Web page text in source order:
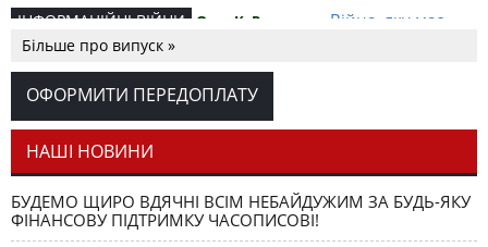
ІНФОРМАЦІЙНІ ВІЙНИ Олег К. Романчук
Війна, яку має
виграти Україна
РЕЦЕНЗІЇ Лілія Бондар План перезаснування України
Більше про випуск »
ОФОРМИТИ ПЕРЕДОПЛАТУ
НАШІ НОВИНИ
БУДЕМО ЩИРО ВДЯЧНІ ВСІМ НЕБАЙДУЖИМ ЗА БУДЬ-ЯКУ
ФІНАНСОВУ ПІДТРИМКУ ЧАСОПИСОВІ!